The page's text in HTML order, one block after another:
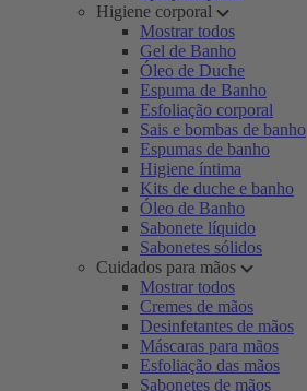
Higiene corporal
Mostrar todos
Gel de Banho
Óleo de Duche
Espuma de Banho
Esfoliação corporal
Sais e bombas de banho
Espumas de banho
Higiene íntima
Kits de duche e banho
Óleo de Banho
Sabonete líquido
Sabonetes sólidos
Cuidados para mãos
Mostrar todos
Cremes de mãos
Desinfetantes de mãos
Máscaras para mãos
Esfoliação das mãos
Sabonetes de mãos